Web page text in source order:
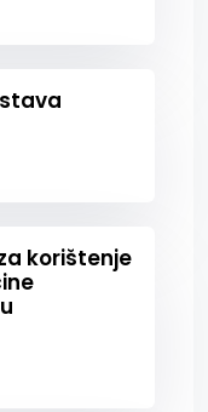
korištenje